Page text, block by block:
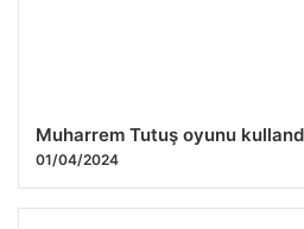
Muharrem Tutuş oyunu
01/04/2024